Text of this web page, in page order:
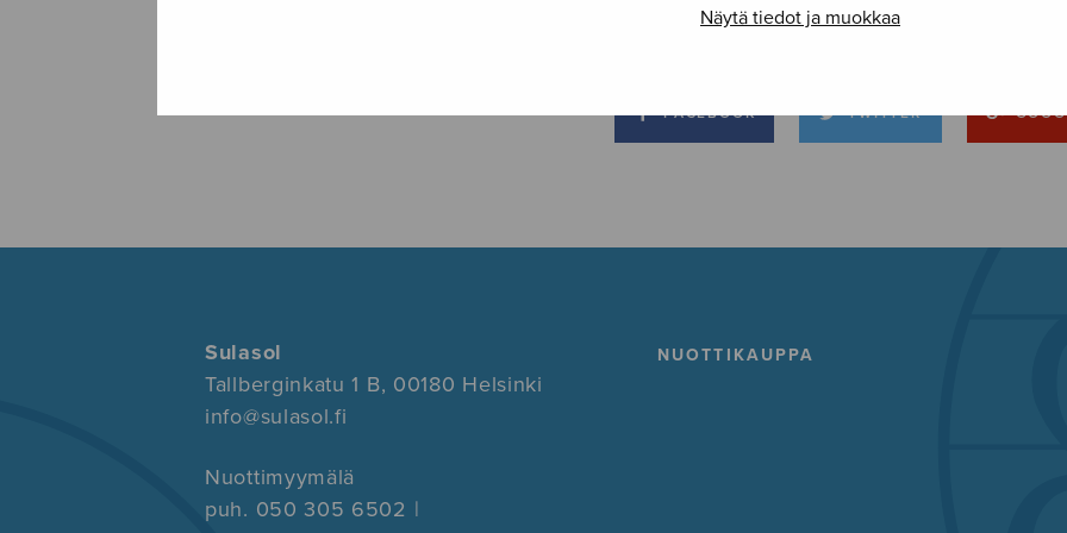
Näytä tiedot ja muokkaa
FACEBOOK TWITTER
Sulasol
Tallberginkatu 1 B, 00180 Helsinki
info@sulasol.fi
Nuottimyymälä
puh. 050 305 6502 |
NUOTTIKAUPPA